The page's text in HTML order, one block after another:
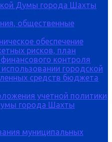
Думы города Шахты
общественные
обеспечение
рисков, план
финансового контроля
городской
средств бюджета
учетной политики
города Шахты
муниципальных